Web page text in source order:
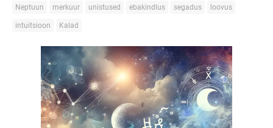
Neptuun merkuur unistused ebakindlus segadus loovus
intuitsioon Kalad